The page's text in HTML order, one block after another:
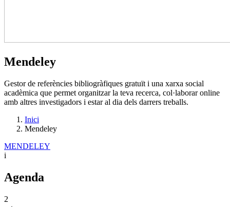
Mendeley
Gestor de referències bibliogràfiques gratuït i una xarxa social
acadèmica que permet organitzar la teva recerca, col·laborar online
amb altres investigadors i estar al dia dels darrers treballs.
Inici
Mendeley
MENDELEY
i
Agenda
2